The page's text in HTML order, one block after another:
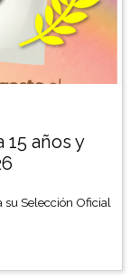
años y
su Selección Oficial